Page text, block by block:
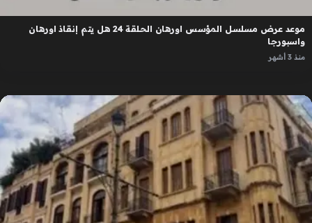
موعد عرض مسلسل المؤسس اورهان الحلقة 24 هل يتم إنقاذ اورهان
واسبورجا
منذ 3 أشهر